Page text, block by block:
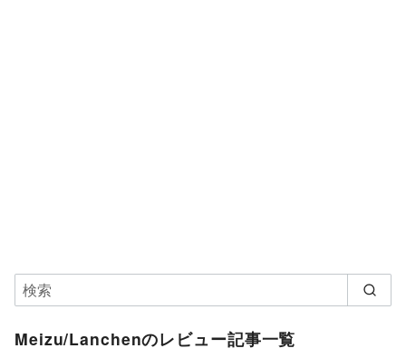
Meizu/Lanchenのレビュー記事一覧